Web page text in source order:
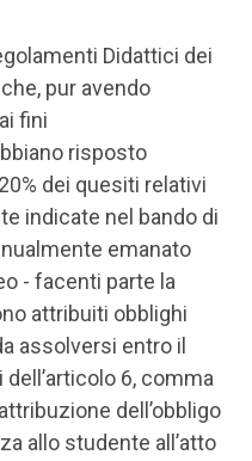
Didattici dei
pur avendo
fini
risposto
dei quesiti relativi
indicate nel bando di
emanato
- facenti parte la
attribuiti obblighi
assolversi entro il
6, comma
dell’obbligo
allo studente all’atto